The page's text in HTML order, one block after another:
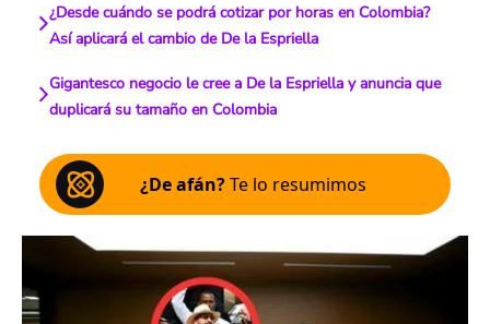
¿Desde cuándo se podrá cotizar por horas en Colombia?
Así aplicará el cambio de De la Espriella
Gigantesco negocio le cree a De la Espriella y anuncia que
duplicará su tamaño en Colombia
¿De afán?Te lo resumimos